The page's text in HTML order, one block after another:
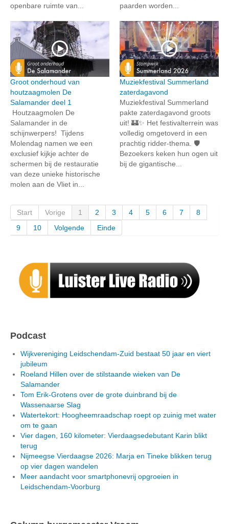
openbare ruimte van...
paarden worden...
Groot onderhoud van
houtzaagmolen De
Salamander deel 1
Houtzaagmolen De
Salamander in de
schijnwerpers! Tijdens
Molendag namen we een
exclusief kijkje achter de
schermen bij de restauratie
van deze unieke historische
molen aan de Vliet in...
Muziekfestival Summerland
zaterdagavond
Muziekfestival Summerland
pakte zaterdagavond groots
uit! 🏰✨ Het festivalterrein was
volledig omgetoverd in een
prachtig ridder-thema. 🛡️
Bezoekers keken hun ogen uit
bij de gigantische...
Start Vorige 1 2 3 4 5 6 7
8
9
10 Volgende Einde
Podcast
Wijkvereniging Leidschendam-Zuid bestaat 50 jaar en viert
jubileum
Roeland Hillen over de stilstaande wieken van De
Salamander
Tom Erik-Grotens over de grote duinbrand bij de
Wassenaarse Slag
Watertekort: Hoogheemraadschap roept op zuinig met water
om te gaan
Vier dagen, 160 kilometer: Vierdaagsedebutant Karin blikt
terug
Nijmeegse Vierdaagse 2026: Marja en Tineke blikken terug
op vier dagen wandelen
Meer aandacht voor smartphonevrij opgroeien in
Leidschendam-Voorburg